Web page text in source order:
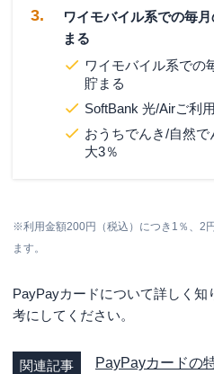
ワイモバイル系での毎
まる
ワイモバイル系での
貯まる
SoftBank 光/Airご利
おうちでんき/自然
大3％
※利用金額200円（税込）につき1％、2
ます。
PayPayカードについて詳しく
考にしてください。
関連記事
PayPayカードの